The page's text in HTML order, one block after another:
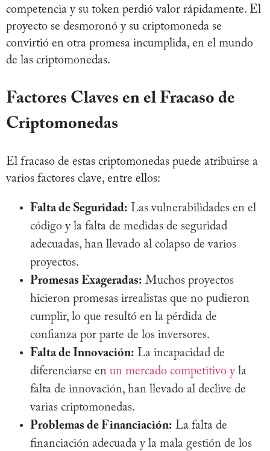
competencia y su token perdió valor rápidamente. El
proyecto se desmoronó y su criptomoneda se
convirtió en otra promesa incumplida, en el mundo
de las criptomonedas.
Factores Claves en el Fracaso de
Criptomonedas
El fracaso de estas criptomonedas puede atribuirse a
varios factores clave, entre ellos:
Falta de Seguridad: Las vulnerabilidades en el
código y la falta de medidas de seguridad
adecuadas, han llevado al colapso de varios
proyectos.
Promesas Exageradas: Muchos proyectos
hicieron promesas irrealistas que no pudieron
cumplir, lo que resultó en la pérdida de
confianza por parte de los inversores.
Falta de Innovación: La incapacidad de
diferenciarse en un mercado competitivo yla
falta de innovación, han llevado al declive de
varias criptomonedas.
Problemas de Financiación: La falta de
financiación adecuada y la mala gestión de los